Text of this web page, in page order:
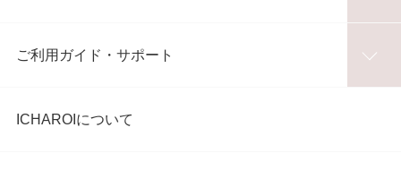
ご利用ガイド・サポート
ICHAROIについて